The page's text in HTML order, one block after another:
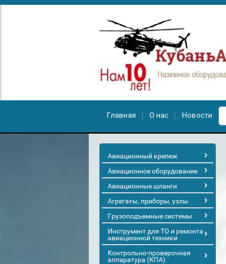
Главная О нас Новости
Авиационный крепеж
Авиационное оборудование
Авиационные шланги
Агрегаты, приборы, узлы
Грузоподъемные системы
Инструмент для ТО и ремонта
авиационной техники
Контрольно-проверочная
аппаратура (КПА)